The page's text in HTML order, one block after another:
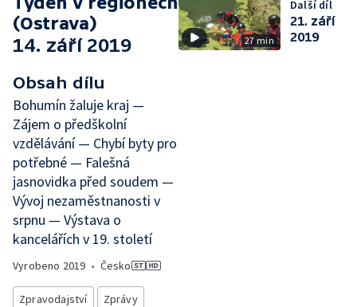
(Ostrava)
14. září 2019
Obsah dílu
Bohumín žaluje kraj —
Zájem o předškolní
vzdělávání — Chybí byty pro
potřebné — Falešná
jasnovidka před soudem —
Vývoj nezaměstnanosti v
srpnu — Výstava o
kancelářích v 19. století
Vyrobeno 2019 • Česko
Zpravodajství
Zprávy
27 min
Další díl
21. září
2019